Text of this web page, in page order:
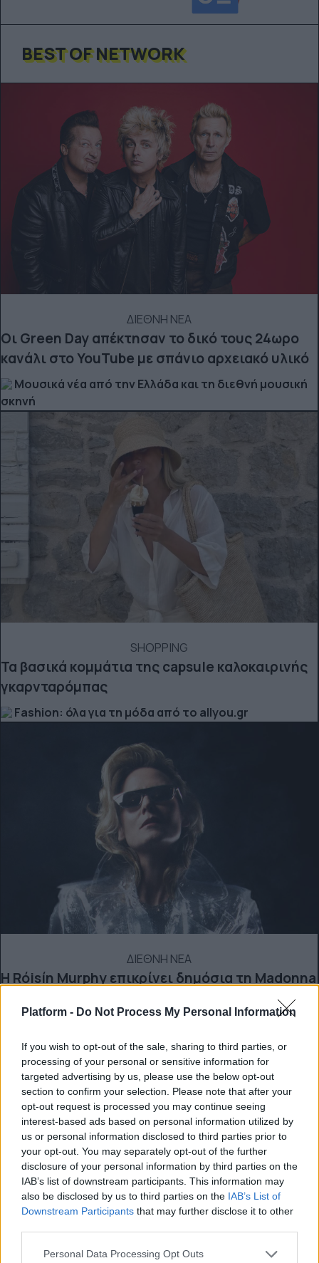
Platform - Do Not Process My Personal Information
If you wish to opt-out of the sale, sharing to third parties, or
processing of your personal or sensitive information for
targeted advertising by us, please use the below opt-out
section to confirm your selection. Please note that after your
opt-out request is processed you may continue seeing
interest-based ads based on personal information utilized by
us or personal information disclosed to third parties prior to
your opt-out. You may separately opt-out of the further
disclosure of your personal information by third parties on the
IAB’s list of downstream participants. This information may
also be disclosed by us to third parties on the IAB’s List of
Downstream Participants that may further disclose it to other
Personal Data Processing Opt Outs
BEST OF NETWORK
ΔΙΕΘΝΗ ΝΕΑ
Οι Green Day απέκτησαν το δικό τους 24ωρο
κανάλι στο YouTube με σπάνιο αρχειακό υλικό
Μουσικά νέα από την Ελλάδα και τη διεθνή μουσική
σκηνή
SHOPPING
Τα βασικά κομμάτια της capsule καλοκαιρινής
γκαρνταρόμπας
Fashion: όλα για τη μόδα από το allyou.gr
ΔΙΕΘΝΗ ΝΕΑ
Η Róisín Murphy επικρίνει δημόσια τη Madonna
για τη στάση της στα δικαιώματα των τρανς
ατόμων
Μουσικά νέα από την Ελλάδα και τη διεθνή μουσική
σκηνή